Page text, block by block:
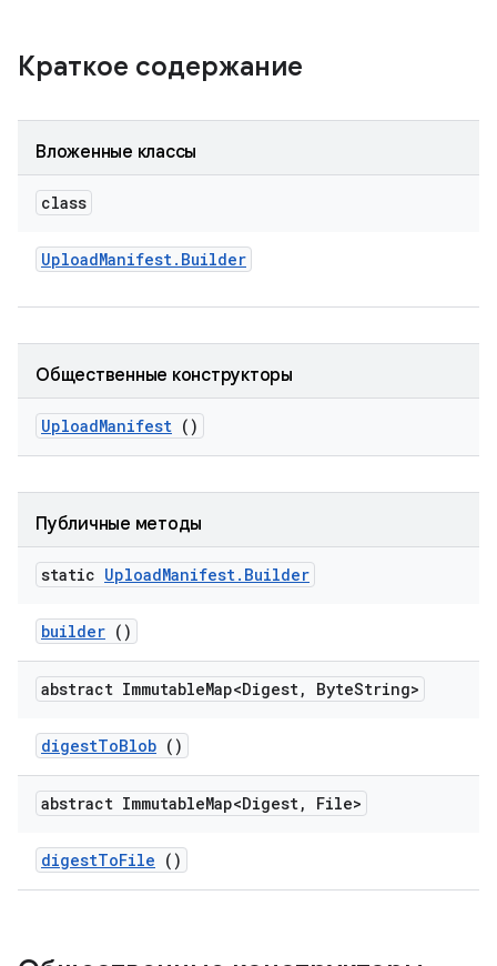
Краткое содержание
Вложенные классы
class
UploadManifest. Builder
Общественные конструкторы
UploadManifest ()
Публичные методы
static UploadManifest. Builder
builder ()
abstract ImmutableMap<Digest, ByteString>
digestToBlob ()
abstract ImmutableMap<Digest, File>
digestToFile ()